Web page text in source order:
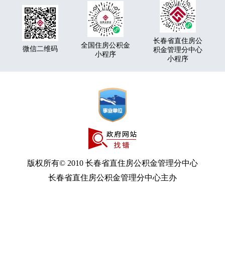
微信二维码
全国住房公积金
小程序
长春省直住房公
积金管理分中心
小程序
版权所有© 2010 长春省直住房公积金管理分中心
长春省直住房公积金管理分中心主办